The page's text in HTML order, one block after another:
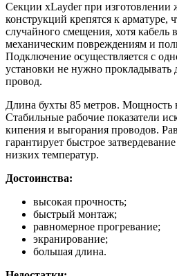
Секции xLayder при изготовлении
конструкций крепятся к арматуре,
случайного смещения, хотя кабель
механическим повреждениям и
Подключение осуществляется с
установки не нужно
провод.
Длина бухты 85 метров. Мощность
Стабильные рабочие показатели
кипения и выгорания проводов.
гарантирует быстрое
низких температур.
Достоинства:
высокая прочность;
быстрый монтаж;
равномерное прогревание;
экранирование;
большая длина.